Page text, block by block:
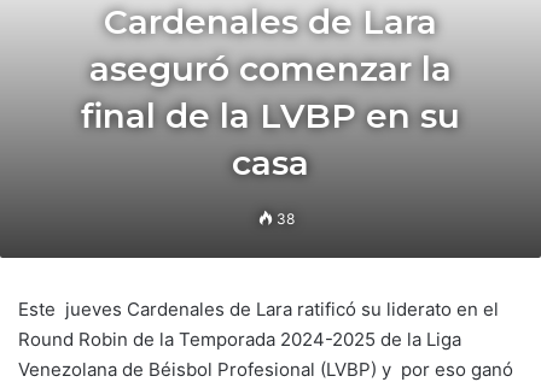
Cardenales de Lara
aseguró comenzar la
final de la LVBP en su
casa
38
Este jueves Cardenales de Lara ratificó su liderato en el
Round Robin de la Temporada 2024-2025 de la Liga
Venezolana de Béisbol Profesional (LVBP) y por eso ganó